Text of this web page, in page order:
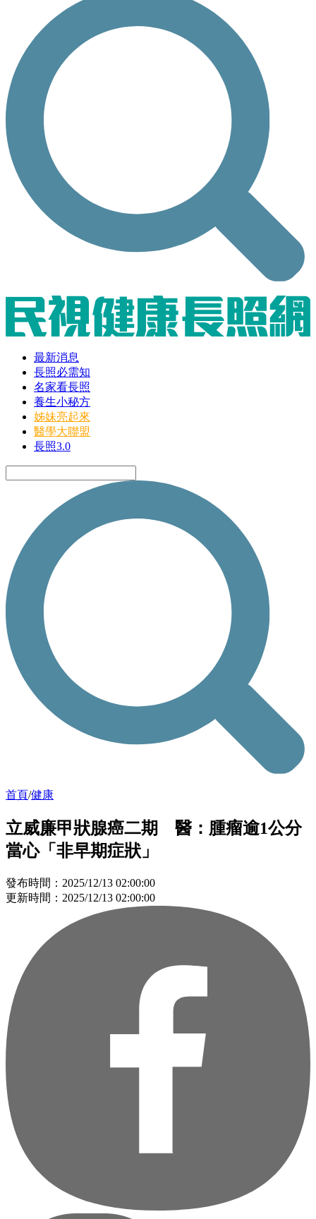
最新消息
長照必需知
名家看長照
養生小秘方
姊妹亮起來
醫學大聯盟
長照3.0
首頁/健康
立威廉甲狀腺癌二期 醫：腫瘤逾1公分
當心「非早期症狀」
發布時間：2025/12/13 02:00:00
更新時間：2025/12/13 02:00:00